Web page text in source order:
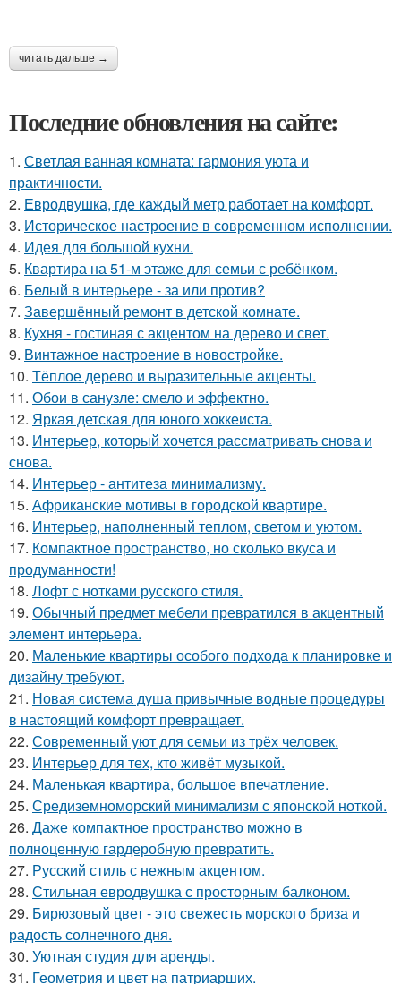
читать дальше →
Последние обновления на сайте:
1. Светлая ванная комната: гармония уюта и
практичности.
2. Евродвушка, где каждый метр работает на комфорт.
3. Историческое настроение в современном исполнении.
4. Идея для большой кухни.
5. Квартира на 51-м этаже для семьи с ребёнком.
6. Белый в интерьере - за или против?
7. Завершённый ремонт в детской комнате.
8. Кухня - гостиная с акцентом на дерево и свет.
9. Винтажное настроение в новостройке.
10. Тёплое дерево и выразительные акценты.
11. Обои в санузле: смело и эффектно.
12. Яркая детская для юного хоккеиста.
13. Интерьер, который хочется рассматривать снова и
снова.
14. Интерьер - антитеза минимализму.
15. Африканские мотивы в городской квартире.
16. Интерьер, наполненный теплом, светом и уютом.
17. Компактное пространство, но сколько вкуса и
продуманности!
18. Лофт с нотками русского стиля.
19. Обычный предмет мебели превратился в акцентный
элемент интерьера.
20. Маленькие квартиры особого подхода к планировке и
дизайну требуют.
21. Новая система душа привычные водные процедуры
в настоящий комфорт превращает.
22. Современный уют для семьи из трёх человек.
23. Интерьер для тех, кто живёт музыкой.
24. Маленькая квартира, большое впечатление.
25. Средиземноморский минимализм с японской ноткой.
26. Даже компактное пространство можно в
полноценную гардеробную превратить.
27. Русский стиль с нежным акцентом.
28. Стильная евродвушка с просторным балконом.
29. Бирюзовый цвет - это свежесть морского бриза и
радость солнечного дня.
30. Уютная студия для аренды.
31. Геометрия и цвет на патриарших.